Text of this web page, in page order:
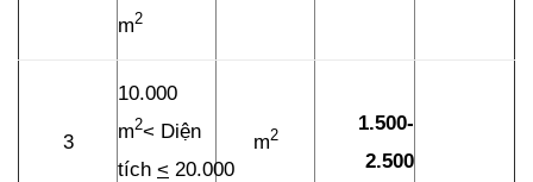
m2
3
10.000
m2< Diện
tích < 20.000
m2
1.500-
2.500